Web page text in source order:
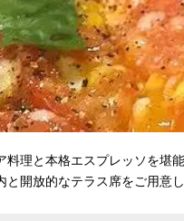
理と本格エスプレッソを堪
開放的なテラス席をご用意し